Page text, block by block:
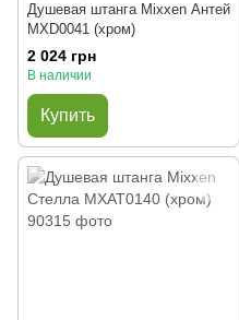
Душевая штанга Mixxen Антей
MXD0041 (хром)
2 024 грн
В наличии
Купить